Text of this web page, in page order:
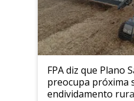
FPA diz que Plano
preocupa próxima
endividamento